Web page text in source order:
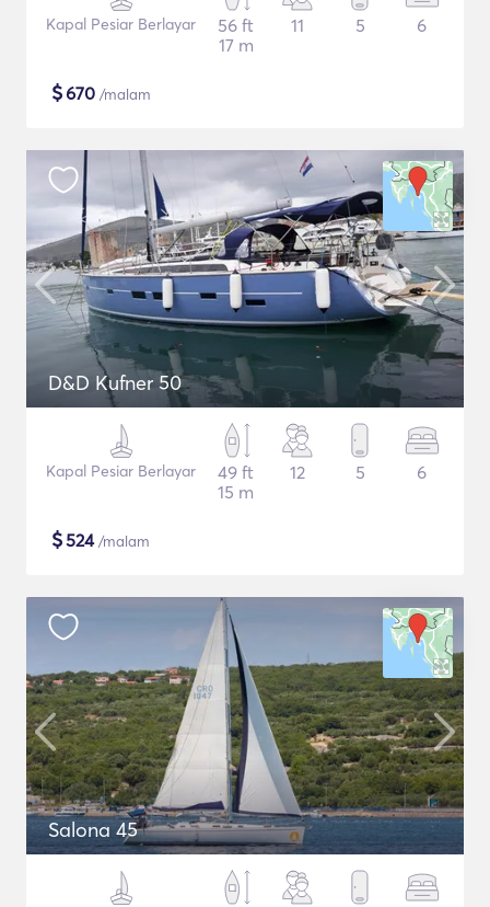
Kapal Pesiar Berlayar
56 ft
17 m
11 5 6
$670 /malam
D&D Kufner 50
Kapal Pesiar Berlayar
49 ft
15 m
12 5 6
$524/malam
Salona 45